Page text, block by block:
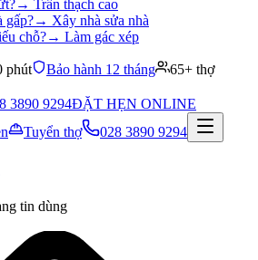
→ Trần thạch cao
gấp?→ Xây nhà sửa nhà
chỗ?→ Làm gác xép
phút Bảo hành 12 tháng
65+ thợ
3890 9294ĐẶT HẸN ONLINE
Tuyển thợ
028 3890 9294
tin dùng